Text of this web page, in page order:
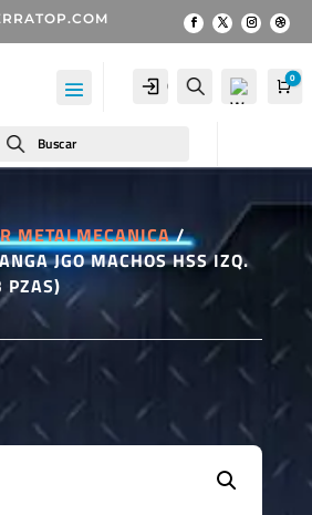
Cuenta Buscar
Wis
0
Buscar
METALMECANICA/
JGO MACHOS HSS IZQ.
PZAS)